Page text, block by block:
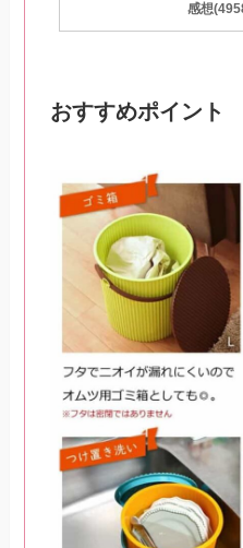
感想
おすすめポイント